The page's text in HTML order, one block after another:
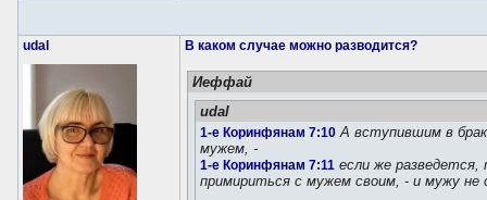
udal В каком случае можно разводится?
Иеффай
udal
1-е Коринфянам 7:10 А вступившим в брак
мужем, -
1-е Коринфянам 7:11 если же
примириться с мужем своим, - и мужу